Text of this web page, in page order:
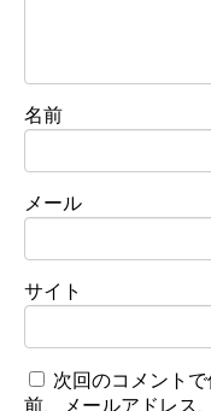
名前
メール
サイト
次回のコメント
前、メールアドレス